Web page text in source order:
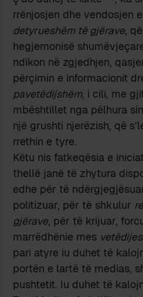
rrënjosjen dhe vendosjen
detyrueshëm të gjërave,
hegjemonisë
ndikon në zgjedhjen,
përçimin e informacionit
pavetëdijshëm, i cili, me
mbështillet nga pëlhura
një grushti njerëzish, që
rrethin e tyre.
Këtu nis fatkeqësia e
thellë janë të zhytura
edhe për të
politizuar, për të shkulur
gjërave, për të krijuar,
marrëdhënie mes vetëdijes
pari atyre iu duhet të
portën e lartë të medias,
pushtetit. Iu duhet të